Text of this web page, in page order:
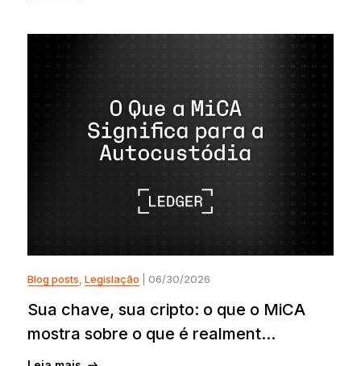
Blog posts,Legislação | 06/30/2026
Sua chave, sua cripto: o que o MiCA
mostra sobre o que é realment...